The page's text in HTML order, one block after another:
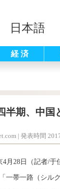
日本語
経 済
半期、中国
| 発表時間
4月28日（記者/于
一帯一路（シル